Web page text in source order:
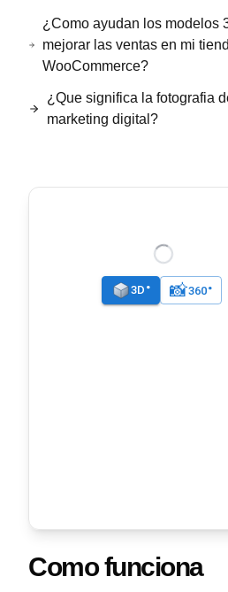
¿Como ayudan los modelos
mejorar las ventas en mi
WooCommerce?
¿Que significa la fotografia
marketing digital?
Como funciona